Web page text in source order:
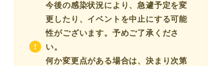
今後の感染状況により、急遽予定を変
更したり、イベントを中止にする可能
性がございます。予めご了承くださ
い。
何か変更点がある場合は、決まり次第